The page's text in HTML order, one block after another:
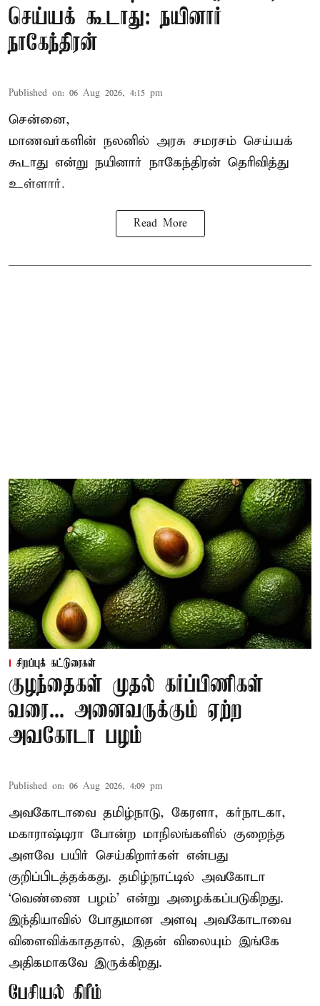
செய்யக் கூடாது: நயினார்
நாகேந்திரன்
Published on: 06 Aug 2026, 4:15 pm
சென்னை,
மாணவர்களின் நலனில் அரசு சமரசம் செய்யக்
கூடாது என்று நயினார் நாகேந்திரன் தெரிவித்து
உள்ளார்.
Read More
சிறப்புக் கட்டுரைகள்
குழந்தைகள் முதல் கர்ப்பிணிகள்
வரை... அனைவருக்கும் ஏற்ற
அவகோடா பழம்
Published on: 06 Aug 2026, 4:09 pm
அவகோடாவை தமிழ்நாடு, கேரளா, கர்நாடகா,
மகாராஷ்டிரா போன்ற மாநிலங்களில் குறைந்த
அளவே பயிர் செய்கிறார்கள் என்பது
குறிப்பிடத்தக்கது. தமிழ்நாட்டில் அவகோடா
‘வெண்ணை பழம்’ என்று அழைக்கப்படுகிறது.
இந்தியாவில் போதுமான அளவு அவகோடாவை
விளைவிக்காததால், இதன் விலையும் இங்கே
அதிகமாகவே இருக்கிறது.
பேசியல் கிரீம்